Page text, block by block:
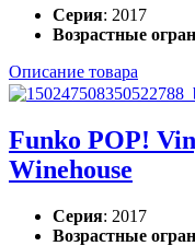
Серия: 2017
Возрастные
Описание товара
Funko POP!
Winehouse
Серия: 2017
Возрастные